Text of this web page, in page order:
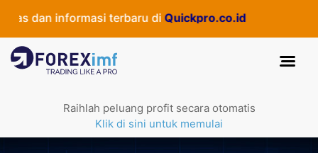
dan informasi terbaru diQuickpro.co.id
Raihlah peluang profit secara otomatis
Klik di sini untuk memulai